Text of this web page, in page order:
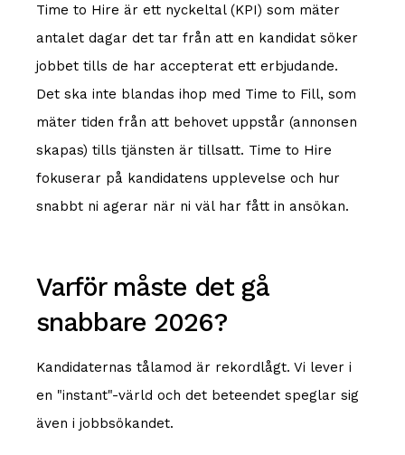
Time to Hire är ett nyckeltal (KPI) som mäter
antalet dagar det tar från att en kandidat söker
jobbet tills de har accepterat ett erbjudande.
Det ska inte blandas ihop med Time to Fill, som
mäter tiden från att behovet uppstår (annonsen
skapas) tills tjänsten är tillsatt. Time to Hire
fokuserar på kandidatens upplevelse och hur
snabbt ni agerar när ni väl har fått in ansökan.
Varför måste det gå
snabbare 2026?
Kandidaternas tålamod är rekordlågt. Vi lever i
en "instant"-värld och det beteendet speglar sig
även i jobbsökandet.